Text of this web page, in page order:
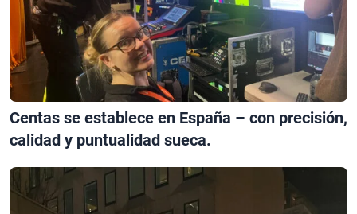
Centas se establece en España – con precisión,
calidad y puntualidad sueca.